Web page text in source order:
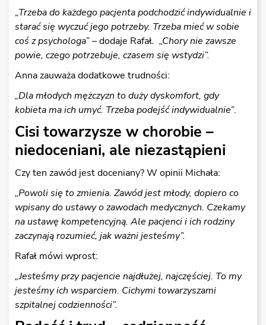
„Trzeba do każdego pacjenta podchodzić indywidualnie i
starać się wyczuć jego potrzeby. Trzeba mieć w sobie
coś z psychologa” – dodaje Rafał. „Chory nie zawsze
powie, czego potrzebuje, czasem się wstydzi”.
Anna zauważa dodatkowe trudności:
„Dla młodych mężczyzn to duży dyskomfort, gdy
kobieta ma ich umyć. Trzeba podejść indywidualnie”.
Cisi towarzysze w chorobie –
niedoceniani, ale niezastąpieni
Czy ten zawód jest doceniany? W opinii Michała:
„Powoli się to zmienia. Zawód jest młody, dopiero co
wpisany do ustawy o zawodach medycznych. Czekamy
na ustawę kompetencyjną. Ale pacjenci i ich rodziny
zaczynają rozumieć, jak ważni jesteśmy”.
Rafał mówi wprost:
„Jesteśmy przy pacjencie najdłużej, najczęściej. To my
jesteśmy ich wsparciem. Cichymi towarzyszami
szpitalnej codzienności”.